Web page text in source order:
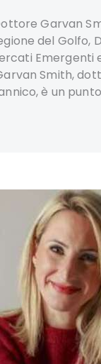
Garvan
del Golfo,
Emergenti
Smith,
è un